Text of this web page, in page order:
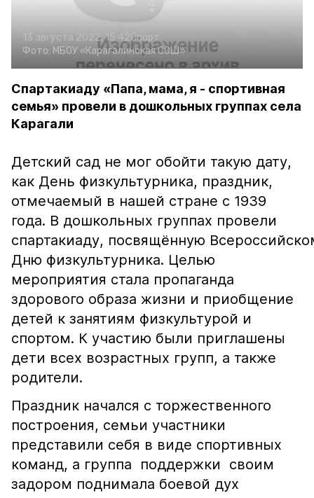
13 августа 2022, 15:42Спорт
Фото: МБОУ «Карагалинская СОШ»
Спартакиаду «Папа, мама, я - спортивная
семья» провели в дошкольных группах села
Карагали
Детский сад не мог обойти такую дату,
как День физкультурника, праздник,
отмечаемый в нашей стране с 1939
года. В дошкольных группах провели
спартакиаду, посвящённую
Дню физкультурника. Целью
мероприятия стала пропаганда
здорового образа жизни и приобщение
детей к занятиям физкультурой и
спортом. К участию были приглашены
дети всех возрастных групп, а также
родители.
Праздник начался с торжественного
построения, семьи участники
представили себя в виде спортивных
команд, а группа поддержки своим
задором поднимала боевой дух